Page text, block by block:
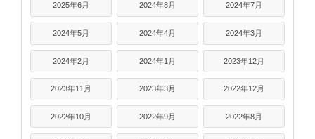
2025年6月 2024年8月 2024年7月
2024年5月 2024年4月 2024年3月
2024年2月 2024年1月 2023年12月
2023年11月 2023年3月 2022年12月
2022年10月 2022年9月 2022年8月